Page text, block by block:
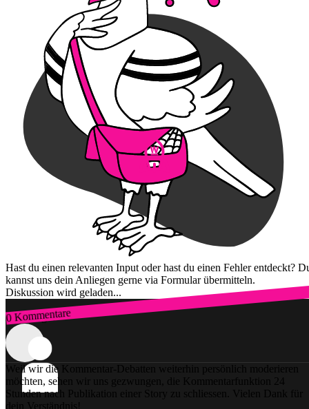
Hast du einen relevanten Input oder hast du einen Fehler entdeckt?
kannst uns dein Anliegen gerne via Formular übermitteln.
Diskussion wird geladen...
0 Kommentare
Zum Login
Weil wir die Kommentar-Debatten weiterhin persönlich moderieren
möchten, sehen wir uns gezwungen, die Kommentarfunktion 24
Stunden nach Publikation einer Story zu schliessen. Vielen Dank für
dein Verständnis!